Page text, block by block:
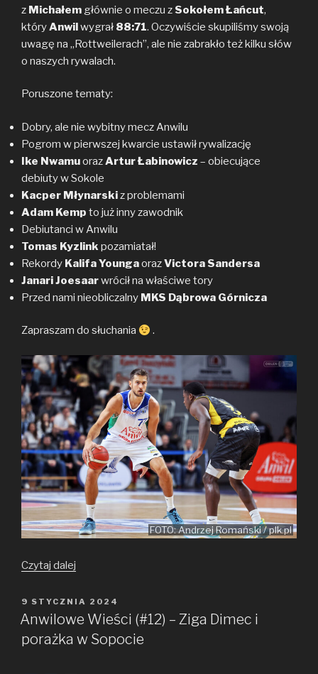
o
o
k
e
r
i
n
k
z Michałem głównie o meczu z Sokołem Łańcut,
któryAnwilwygrał 88:71. Oczywiście skupiliśmy swoją
uwagę na „Rottweilerach”, ale nie zabrakło też kilku słów
o naszych rywalach.
Poruszone tematy:
Dobry, ale nie wybitny mecz Anwilu
Pogrom w pierwszej kwarcie ustawił rywalizację
Ike NwamuorazArtur Łabinowicz – obiecujące
debiuty w Sokole
Kacper Młynarskiz problemami
Adam Kemp to już inny zawodnik
Debiutanci w Anwilu
Tomas Kyzlink pozamiatał!
Rekordy Kalifa YoungaorazVictora Sandersa
Janari Joesaarwrócił na właściwe tory
Przed nami nieobliczalny MKS Dąbrowa Górnicza
Zapraszam do słuchania .
FOTO: Andrzej Romański / plk.pl
Czytaj dalej
(#13)
–
Wejście
OPUBLIKOWANE
W
9 STYCZNIA 2024
Anwilowe Wieści (#12) – Ziga Dimec i
porażka w Sopocie